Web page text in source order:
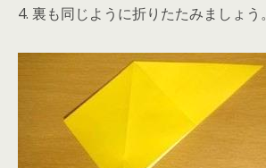
4. 裏も同じように折りたたみましょう。